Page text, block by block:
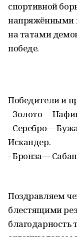
спортивной
напряжёнными
на татами
победе.
Победители и
- Золото—
- Серебро—
Искандер.
- Бронза—
Поздравляем
блестящими
благодарность